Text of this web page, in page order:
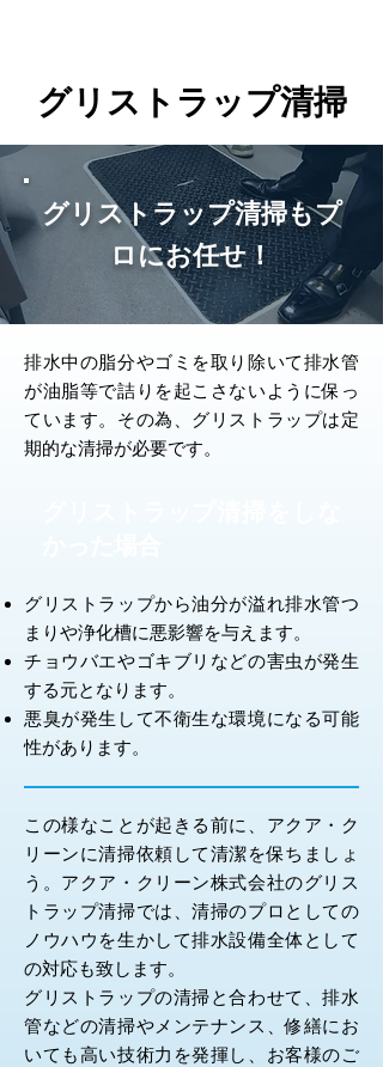
グリストラップ清掃
グリストラップ清掃もプ
ロにお任せ！
排水中の脂分やゴミを取り除いて排水管
が油脂等で詰りを起こさないように保っ
ています。その為、グリストラップは定
期的な清掃が必要です。
グリストラップから油分が溢れ排水管つ
まりや浄化槽に悪影響を与えます。
チョウバエやゴキブリなどの害虫が発生
する元となります。
悪臭が発生して不衛生な環境になる可能
性があります。
この様なことが起きる前に、アクア・ク
リーンに清掃依頼して清潔を保ちましょ
う。アクア・クリーン株式会社のグリス
トラップ清掃では、清掃のプロとしての
ノウハウを生かして排水設備全体として
の対応も致します。
グリストラップの清掃と合わせて、排水
管などの清掃やメンテナンス、修繕にお
いても高い技術力を発揮し、お客様のご